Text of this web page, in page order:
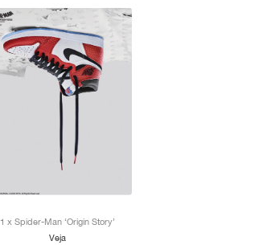
1 x Spider-Man ‘Origin Story’
Veja